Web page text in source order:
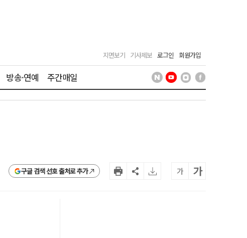
지면보기 기사제보 로그인 회원가입
방송·연예 주간매일
구글 검색 선호 출처로 추가 가 가